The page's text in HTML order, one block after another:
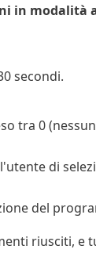
in modalità
secondi.
tra 0
di
del
riusciti, e